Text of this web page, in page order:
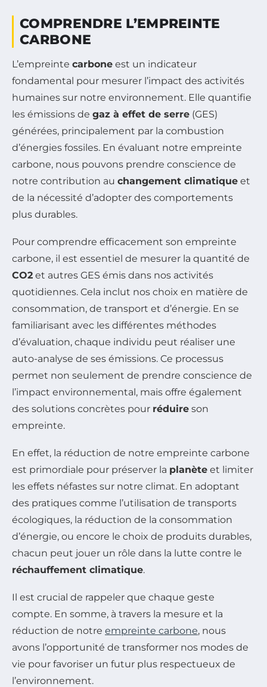
COMPRENDRE L’EMPREINTE
CARBONE
L’empreinte carbone est un indicateur
fondamental pour mesurer l’impact des activités
humaines sur notre environnement. Elle quantifie
les émissions de gaz à effet de serre (GES)
générées, principalement par la combustion
d’énergies fossiles. En évaluant notre empreinte
carbone, nous pouvons prendre conscience de
notre contribution au changement climatique et
de la nécessité d’adopter des comportements
plus durables.
Pour comprendre efficacement son empreinte
carbone, il est essentiel de mesurer la quantité de
CO2 et autres GES émis dans nos activités
quotidiennes. Cela inclut nos choix en matière de
consommation, de transport et d’énergie. En se
familiarisant avec les différentes méthodes
d’évaluation, chaque individu peut réaliser une
auto-analyse de ses émissions. Ce processus
permet non seulement de prendre conscience de
l’impact environnemental, mais offre également
des solutions concrètes pour réduire son
empreinte.
En effet, la réduction de notre empreinte carbone
est primordiale pour préserver la planète et limiter
les effets néfastes sur notre climat. En adoptant
des pratiques comme l’utilisation de transports
écologiques, la réduction de la consommation
d’énergie, ou encore le choix de produits durables,
chacun peut jouer un rôle dans la lutte contre le
réchauffement climatique.
Il est crucial de rappeler que chaque geste
compte. En somme, à travers la mesure et la
réduction de notre empreinte carbone, nous
avons l’opportunité de transformer nos modes de
vie pour favoriser un futur plus respectueux de
l’environnement.